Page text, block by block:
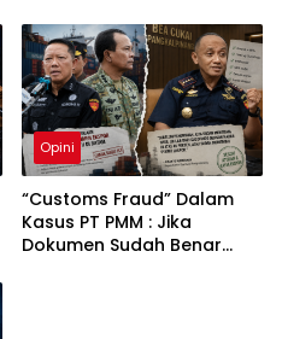
Langsa
Opini
“Customs Fraud” Dalam
Kasus PT PMM : Jika
Dokumen Sudah Benar